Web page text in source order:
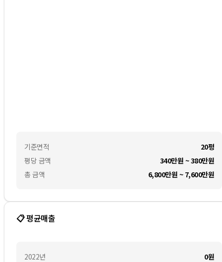
기준면적
평당 금액
총 금액
20평
340만원 ~ 380만원
6,800만원 ~ 7,600만원
📋 평균매출
2022년
0원